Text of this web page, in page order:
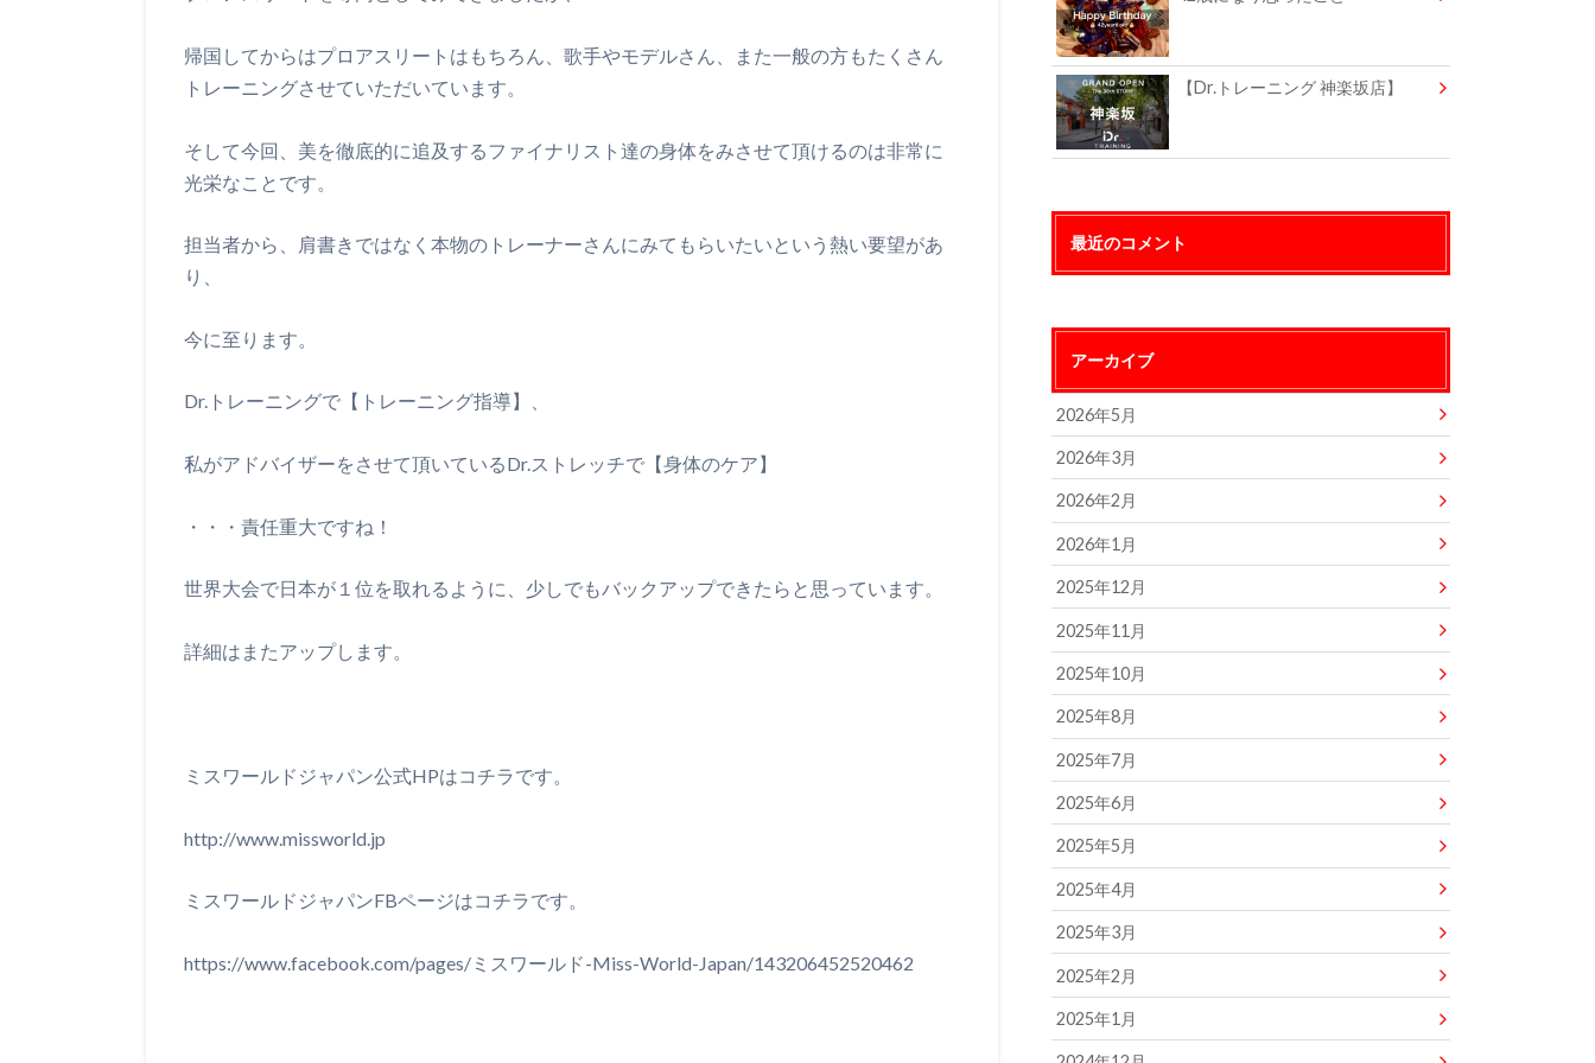
帰国してからはプロアスリートはもちろん、歌手やモデルさん、また一般の方もたくさん
トレーニングさせていただいています。
そして今回、美を徹底的に追及するファイナリスト達の身体をみさせて頂けるのは非常に
光栄なことです。
担当者から、肩書きではなく本物のトレーナーさんにみてもらいたいという熱い要望があ
り、
今に至ります。
Dr.トレーニングで【トレーニング指導】、
私がアドバイザーをさせて頂いているDr.ストレッチで【身体のケア】
・・・責任重大ですね！
世界大会で日本が１位を取れるように、少しでもバックアップできたらと思っています。
詳細はまたアップします。
ミスワールドジャパン公式HPはコチラです。
http://www.missworld.jp
ミスワールドジャパンFBページはコチラです。
https://www.facebook.com/pages/ミスワールド-Miss-World-Japan/143206452520462
【Dr.トレーニング 神楽坂店】
最近のコメント
アーカイブ
2026年5月
2026年3月
2026年2月
2026年1月
2025年12月
2025年11月
2025年10月
2025年8月
2025年7月
2025年6月
2025年5月
2025年4月
2025年3月
2025年2月
2025年1月